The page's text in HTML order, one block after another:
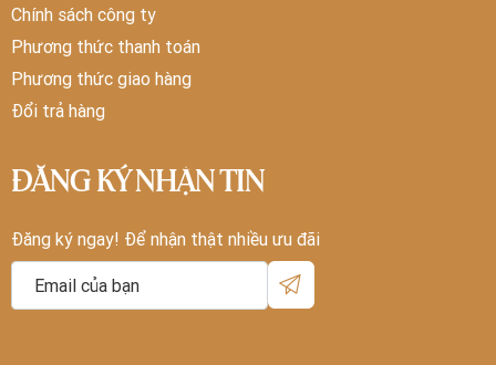
Chính sách công ty
Phương thức thanh toán
Phương thức giao hàng
Đổi trả hàng
ĐĂNG KÝ NHẬN TIN
Đăng ký ngay! Để nhận thật nhiều ưu đãi